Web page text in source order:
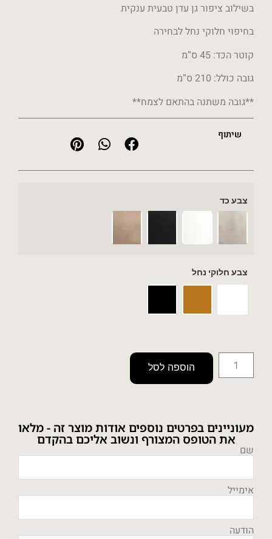
בשילוב ציפור גן עדן טבעית ענקית
בחיפוי חלוקי נחל לבחירה
קוטר הכד: 45 ס”מ
גובה כולל: 210 ס”מ
**גובה משתנה בהתאם לצמח**
שיתוף
צבע כד
צבע חלוקי נחל
הוספה לסל
מעוניינים בפרטים נוספים אודות מוצר זה - מלאו
את הטופס המצורף ונשוב אליכם בהקדם
שם
אימייל
הודעה